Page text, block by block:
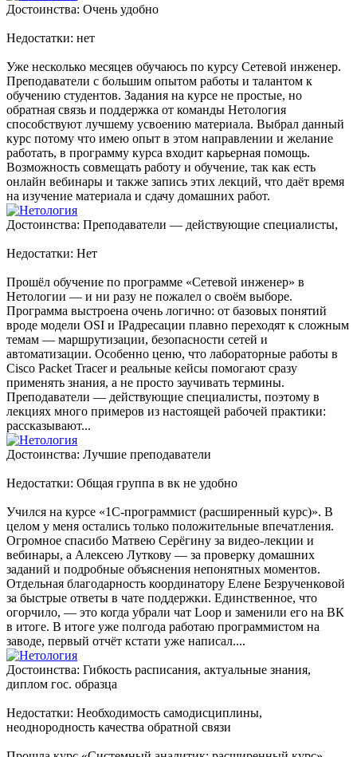
Достоинства: Очень удобно
Недостатки: нет
Уже несколько месяцев обучаюсь по курсу Сетевой инженер.
Преподаватели с большим опытом работы и талантом к
обучению студентов. Задания на курсе не простые, но
обратная связь и поддержка от команды Нетология
способствуют лучшему усвоению материала. Выбрал данный
курс потому что имею опыт в этом направлении и желание
работать, в программу курса входит карьерная помощь.
Возможность совмещать работу и обучение, так как есть
онлайн вебинары и также запись этих лекций, что даёт время
на изучение материала и сдачу домашних работ.
Достоинства: Преподаватели — действующие специалисты,
Недостатки: Нет
Прошёл обучение по программе «Сетевой инженер» в
Нетологии — и ни разу не пожалел о своём выборе.
Программа выстроена очень логично: от базовых понятий
вроде модели OSI и IPадресации плавно переходят к сложным
темам — маршрутизации, безопасности сетей и
автоматизации. Особенно ценю, что лабораторные работы в
Cisco Packet Tracer и реальные кейсы помогают сразу
применять знания, а не просто заучивать термины.
Преподаватели — действующие специалисты, поэтому в
лекциях много примеров из настоящей рабочей практики:
рассказывают...
Достоинства: Лучшие преподаватели
Недостатки: Общая группа в вк не удобно
Учился на курсе «1С-программист (расширенный курс)». В
целом у меня остались только положительные впечатления.
Огромное спасибо Матвею Серёгину за видео-лекции и
вебинары, а Алексею Луткову — за проверку домашних
заданий и подробные объяснения непонятных моментов.
Отдельная благодарность координатору Елене Безрученковой
за быстрые ответы в чате поддержки. Единственное, что
огорчило, — это когда убрали чат Loop и заменили его на ВК
в итоге. В итоге уже полгода работаю программистом на
заводе, первый отчёт кстати уже написал....
Достоинства: Гибкость расписания, актуальные знания,
диплом гос. образца
Недостатки: Необходимость самодисциплины,
неоднородность качества обратной связи